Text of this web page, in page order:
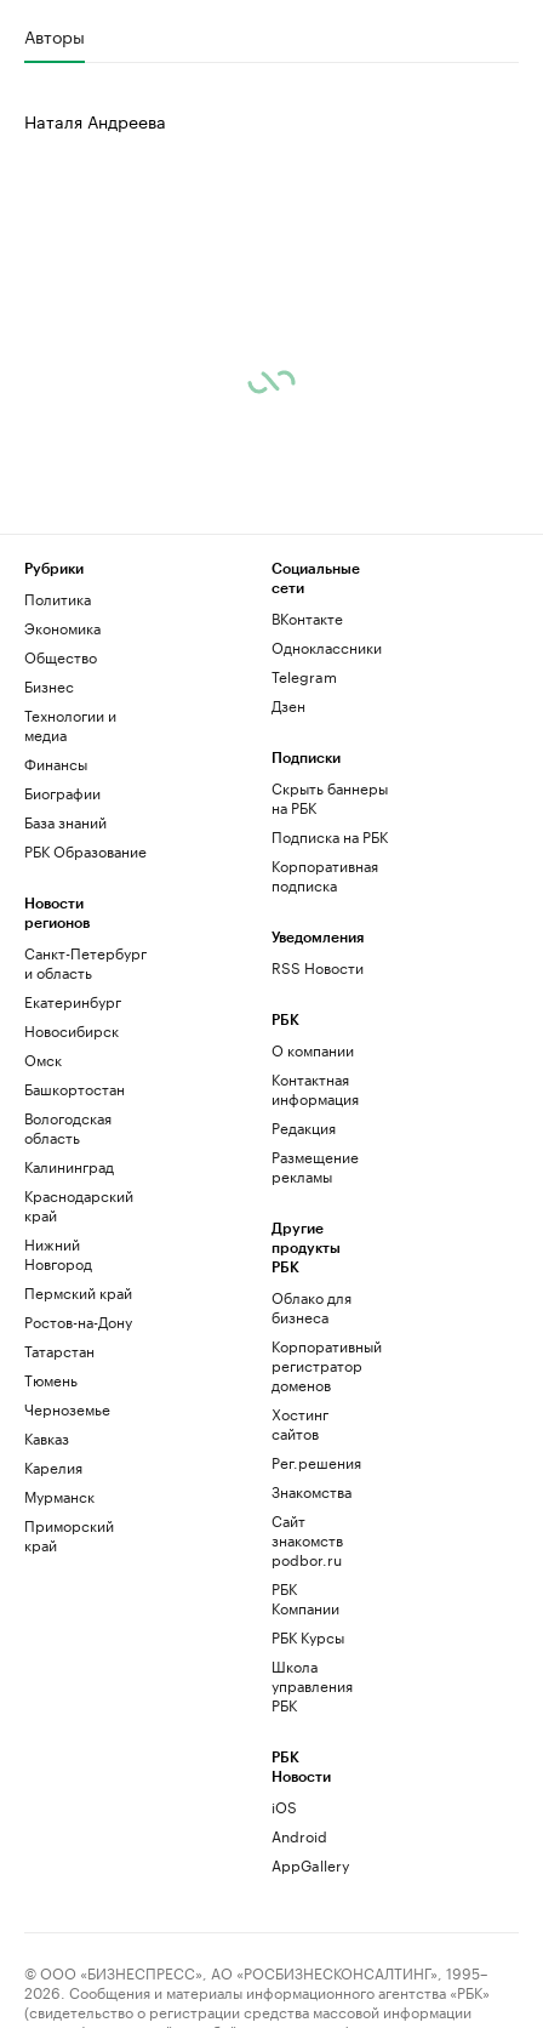
Авторы
Наталя Андреева
Рубрики
Политика
Экономика
Общество
Бизнес
Технологии и
медиа
Финансы
Биографии
База знаний
РБК Образование
Новости
регионов
Санкт-Петербург
и область
Екатеринбург
Новосибирск
Омск
Башкортостан
Вологодская
область
Калининград
Краснодарский
край
Нижний
Новгород
Пермский край
Ростов-на-Дону
Татарстан
Тюмень
Черноземье
Кавказ
Карелия
Мурманск
Приморский
край
Социальные
сети
ВКонтакте
Одноклассники
Telegram
Дзен
Подписки
Скрыть баннеры
на РБК
Подписка на РБК
Корпоративная
подписка
Уведомления
RSS Новости
РБК
О компании
Контактная
информация
Редакция
Размещение
рекламы
Другие
продукты
РБК
Облако для
бизнеса
Корпоративный
регистратор
доменов
Хостинг
сайтов
Рег.решения
Знакомства
Сайт
знакомств
podbor.ru
РБК
Компании
РБК Курсы
Школа
управления
РБК
РБК
Новости
iOS
Android
AppGallery
© ООО «БИЗНЕСПРЕСС», АО «РОСБИЗНЕСКОНСАЛТИНГ», 1995–
2026. Сообщения и материалы информационного агентства «РБК»
(свидетельство о регистрации средства массовой информации